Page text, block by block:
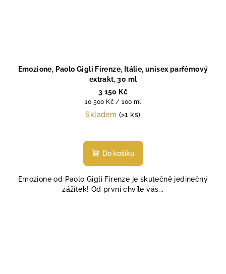
Emozione, Paolo Gigli Firenze, Itálie, unisex parfémový
extrakt, 30 ml
3 150 Kč
Měrná
cena:
10 500 Kč / 100 ml
Skladem (>1 ks)
hodnocení
produktu
z
5
Do košíku
Emozione od Paolo Gigli Firenze je skutečně jedinečný
zážitek! Od první chvíle vás...